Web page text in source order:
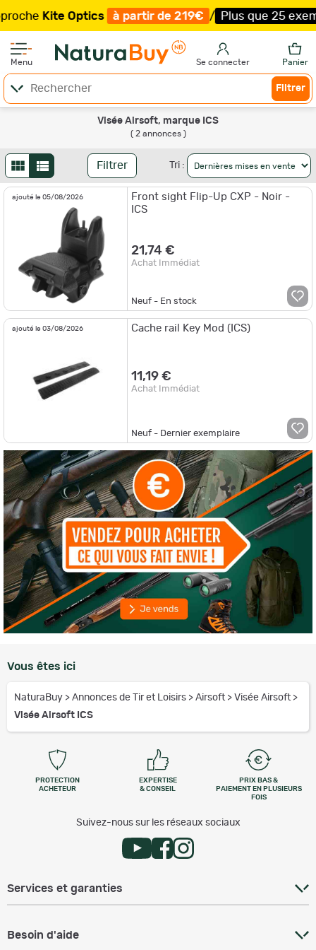
Kite Optics à partir de 219€ / Plus que 25
Menu Se connecter Panier
Filtrer
Visée Airsoft, marque ICS
( 2 annonces )
Filtrer Tri :
ajouté le 05/08/2026
Front sight Flip-Up CXP - Noir -
ICS
21,74 €
Achat Immédiat
Neuf - En stock
ajouté le 03/08/2026 Cache rail Key Mod (ICS)
11,19 €
Achat Immédiat
Neuf - Dernier exemplaire
Vous êtes ici
NaturaBuy > Annonces de Tir et Loisirs > Airsoft > Visée Airsoft >
Visée Airsoft ICS
PROTECTION
ACHETEUR
EXPERTISE
& CONSEIL
PRIX BAS &
PAIEMENT EN PLUSIEURS
FOIS
Suivez-nous sur les réseaux sociaux
Services et garanties
Besoin d'aide